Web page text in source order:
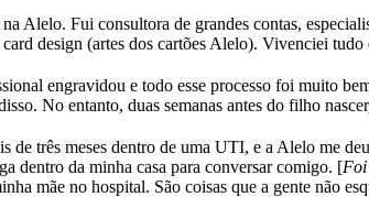
Alelo. Fui consultora de grandes contas,
card design (artes dos cartões Alelo). Vivenciei
engravidou e todo esse processo foi muito
No entanto, duas semanas antes do filho
de três meses dentro de uma UTI, e a Alelo me
dentro da minha casa para conversar comigo. [Foi
mãe no hospital. São coisas que a gente não